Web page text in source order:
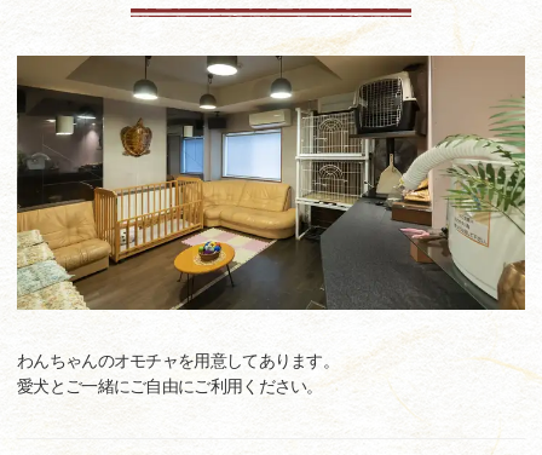
わんちゃんのオモチャを用意してあります。
愛犬とご一緒にご自由にご利用ください。